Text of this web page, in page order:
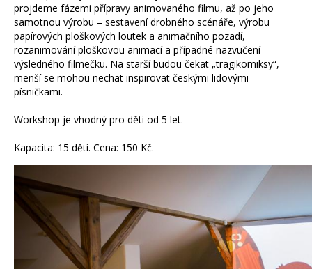
projdeme fázemi přípravy animovaného filmu, až po jeho
samotnou výrobu – sestavení drobného scénáře, výrobu
papírových ploškových loutek a animačního pozadí,
rozanimování ploškovou animací a případné nazvučení
výsledného filmečku. Na starší budou čekat „tragikomiksy“,
menší se mohou nechat inspirovat českými lidovými
písničkami.
Workshop je vhodný pro děti od 5 let.
Kapacita: 15 dětí. Cena: 150 Kč.